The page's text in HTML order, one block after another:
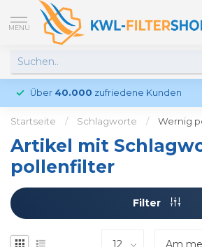
MENU
Über 40.000 zufriedene Kunden
Startseite / Schlagworte / Wernig
Artikel mit
pollenfilter
Filter